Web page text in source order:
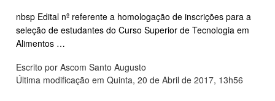
nbsp Edital nº referente a homologação de inscrições para a
seleção de estudantes do Curso Superior de Tecnologia em
Alimentos …
Escrito por Ascom Santo Augusto
Última modificação em Quinta, 20 de Abril de 2017, 13h56